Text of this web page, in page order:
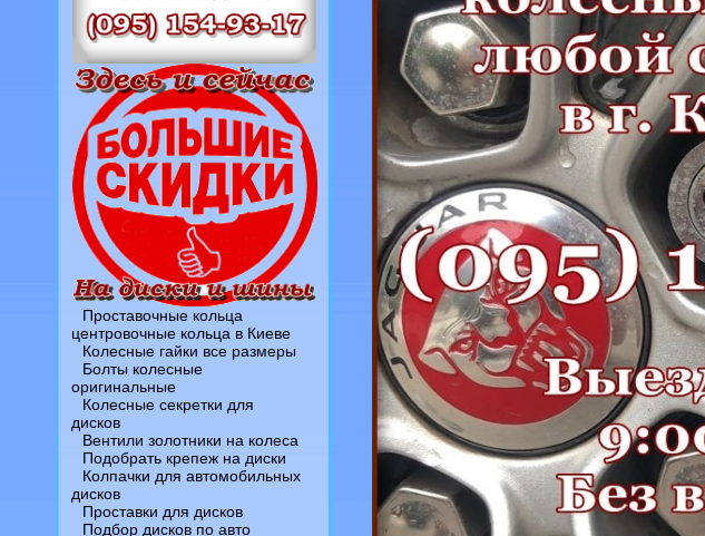
Проставочные кольца
центровочные кольца в Киеве
Колесные гайки все размеры
Болты колесные
оригинальные
Колесные секретки для
дисков
Вентили золотники на колеса
Подобрать крепеж на диски
Колпачки для автомобильных
дисков
Проставки для дисков
Подбор дисков по авто